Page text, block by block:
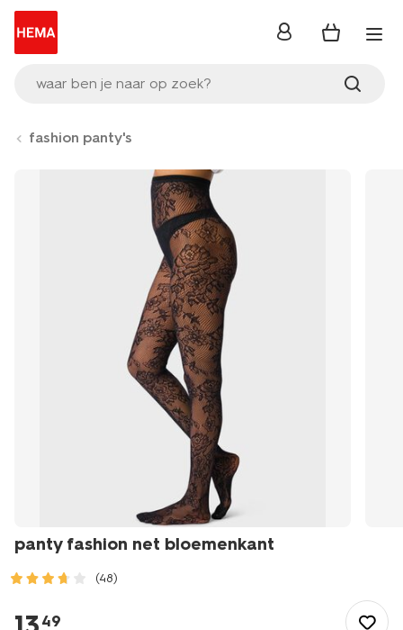
waar ben je naar op zoek?
inloggen
fashion panty's
panty fashion net bloemenkant
(48)
met- 49